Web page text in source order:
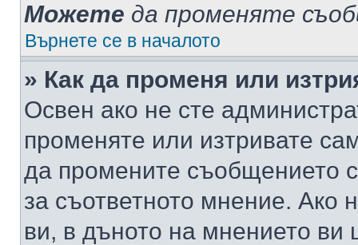
Можете да променяте
Върнете се в началото
» Как да променя или
Освен ако не сте
променяте или изтривате
да промените съобщението
за съответното мнение. Ако
ви, в дъното на мнението ви